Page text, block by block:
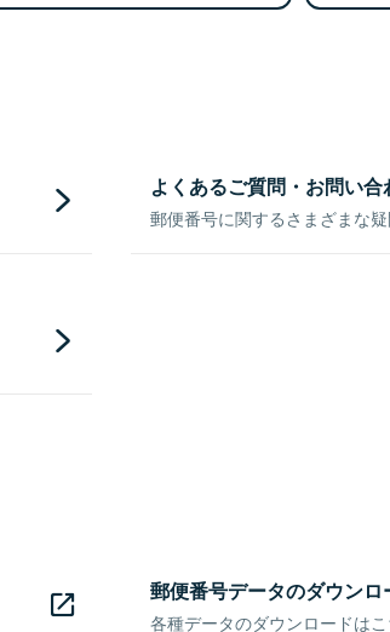
よくあるご質問・お問い合
郵便番号に関するさまざまな疑
郵便番号データのダウンロ
各種データのダウンロードは